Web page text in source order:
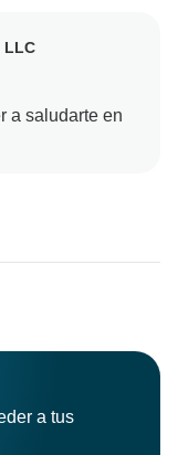
LLC
a saludarte en
a tus